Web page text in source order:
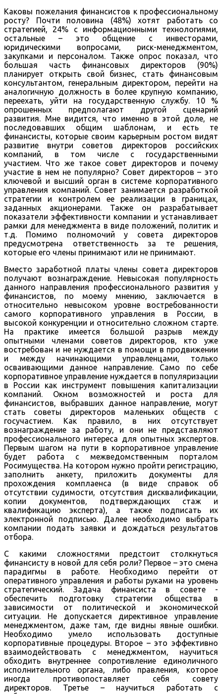
Каковы пожелания финансистов к профессиональному
росту? Почти половина (48%) хотят работать со
стратегией, 24% с информационными технологиями,
остальные – это общение с инвесторами,
юридическими вопросами, риск-менеджментом,
закупками и персоналом. Также опрос показал, что
большая часть финансовых директоров (90%)
планирует открыть свой бизнес, стать финансовым
консультантом, генеральным директором, перейти на
аналогичную должность в более крупную компанию,
переехать, уйти на государственную службу. 10 %
опрошенных предполагают другой сценарий
развития. Мне видится, что именно в этой доле, не
последовавших общим шаблонам, и есть те
финансисты, которые своим карьерным ростом видят
развитие внутри советов директоров российских
компаний, в том числе с государственными
участием. Что же такое совет директоров и почему
участие в нем не популярно? Совет директоров – это
ключевой и высший орган в системе корпоративного
управления компаний. Совет занимается разработкой
стратегии и контролем ее реализации в границах,
заданных акционерами. Также он разрабатывает
показатели эффективности компании и устанавливает
рамки для менеджмента в виде положений, политик и
т.д. Помимо полномочий у совета директоров
предусмотрена ответственность за те решения,
которые его члены принимают или не принимают.
Вместо заработной платы члены совета директоров
получают вознаграждение. Невысокая популярность
данного направления профессионального развития у
финансистов, по моему мнению, заключается в
относительно невысоком уровне востребованности
самого корпоративного управления в России, в
высокой конкуренции и относительно сложном старте.
На практике имеется большой разрыв между
опытными членами советов директоров, кто уже
востребован и не нуждается в помощи в продвижении
и между начинающими управленцами, только
осваивающими данное направление. Само по себе
корпоративное управление нуждается в популяризации
в России как инструмент повышения капитализации
компаний. Окном возможностей и роста для
финансистов, выбравших данное направление, могут
стать советы директоров маленьких обществ с
госучастием. Как правило, в них отсутствует
вознаграждение за работу, и они не представляют
профессионального интереса для опытных экспертов.
Первым шагом на пути в корпоративное управление
будет работа с межведомственным порталом
Росимущества. На котором нужно пройти регистрацию,
заполнить анкету, приложить документы для
прохождения комплаенса (в виде справок об
отсутствии судимости, отсутствия дисквалификации,
копии документов, подтверждающих стаж и
квалификацию эксперта), а также подписать их
электронной подписью. Далее необходимо выбрать
компании подать заявки и дождаться результатов
отбора.
С какими сложностями предстоит столкнуться
финансисту в новой для себя роли? Первое – это смена
парадигмы в работе. Необходимо перейти от
оперативного управления и работы руками на уровень
стратегический. Задача финансиста в совете -
обеспечить подготовку стратегии общества в
зависимости от политической и экономической
ситуации. Не допускается директивное управление
менеджментом, даже там, где видны явные ошибки.
Необходимо умело использовать доступные
корпоративные процедуры. Второе – это эффективно
взаимодействовать с менеджментом, научиться
обходить внутреннее сопротивление единоличного
исполнительного органа, либо правления, которое
иногда противопоставляет себя совету
директоров. Третье – научиться работать с